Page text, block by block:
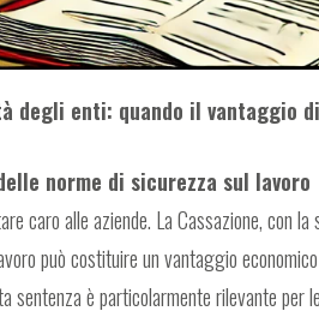
degli enti: quando il vantaggio
norme di sicurezza sul lavoro
caro alle aziende. La Cassazione, con
può costituire un vantaggio
è particolarmente rilevante per